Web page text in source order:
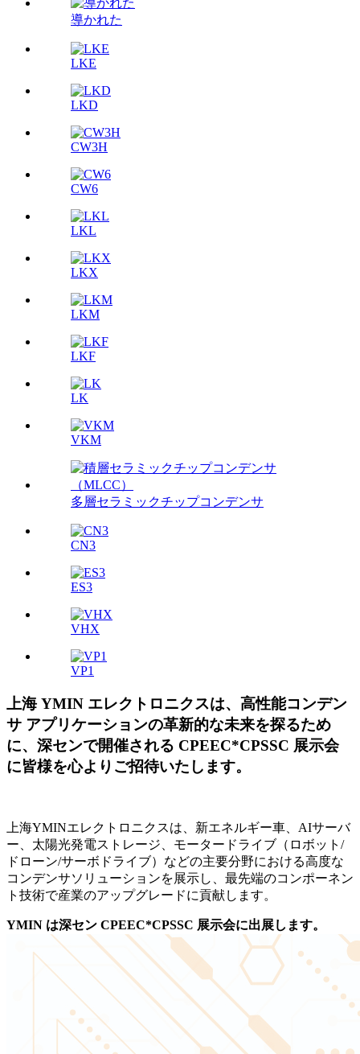
導かれた
LKE
LKD
CW3H
CW6
LKL
LKX
LKM
LKF
LK
VKM
多層セラミックチップコンデンサ
CN3
ES3
VHX
VP1
上海 YMIN エレクトロニクスは、高性能コンデン
サ アプリケーションの革新的な未来を探るため
に、深センで開催される CPEEC*CPSSC 展示会
に皆様を心よりご招待いたします。
上海YMINエレクトロニクスは、新エネルギー車、AIサーバ
ー、太陽光発電ストレージ、モータードライブ（ロボット/
ドローン/サーボドライブ）などの主要分野における高度な
コンデンサソリューションを展示し、最先端のコンポーネン
ト技術で産業のアップグレードに貢献します。
YMIN は深セン CPEEC*CPSSC 展示会に出展します。